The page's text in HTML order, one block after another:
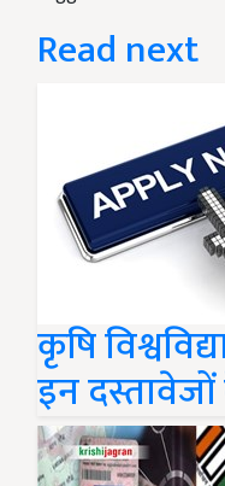
Read next
कृषि
इन